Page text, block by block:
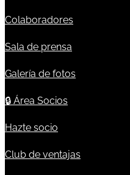
Colaboradores
Sala de prensa
Galería de fotos
🔒 Área Socios
Hazte socio
Club de ventajas